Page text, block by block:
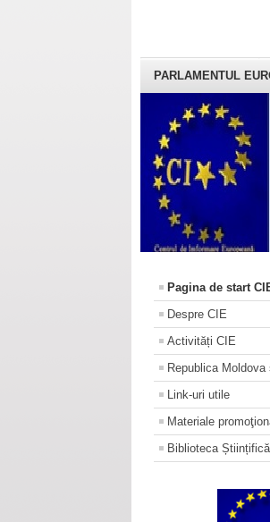
PARLAMENTUL
Pagina de start
Despre CIE
Activități CIE
Republica Moldova
Link-uri utile
Materiale
Biblioteca